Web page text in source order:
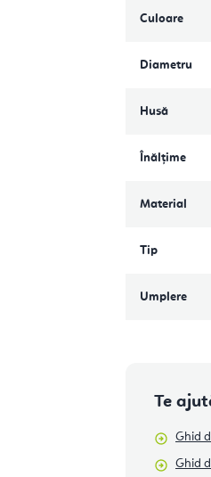
Culoare
Diametru
Husă
Înălțime
Material
Tip
Umplere
Te
Ghid
Ghid